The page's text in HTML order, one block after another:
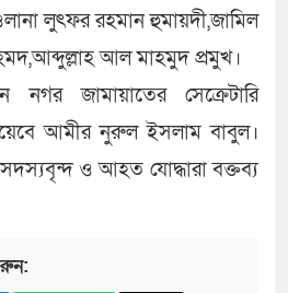
লুৎফর রহমান হুমায়দী,জামিল
আল মাহমুদ প্রমুখ।
নগর জামায়াতের সেক্রেটারি
আমীর নুরুল ইসলাম বাবুল।
ও আহত যোদ্ধারা বক্তব্য